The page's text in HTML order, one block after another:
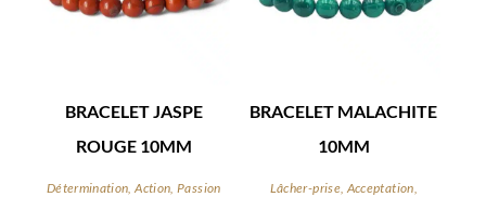
BRACELET JASPE
ROUGE 10MM
Détermination, Action, Passion
BRACELET MALACHITE
10MM
Lâcher-prise, Acceptation,